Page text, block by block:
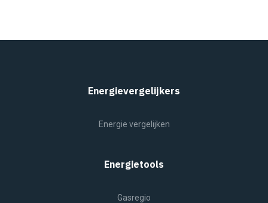
Energievergelijkers
Energie vergelijken
Energietools
Gasregio